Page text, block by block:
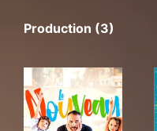
Production (3)